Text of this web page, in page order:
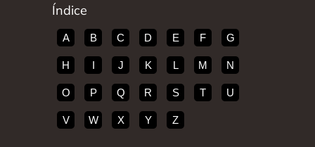
Índice
A B C D E F G
H I J K L M N
O P Q R S T U
V W X Y Z